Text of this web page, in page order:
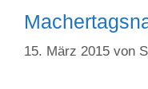
15. März 2015 von